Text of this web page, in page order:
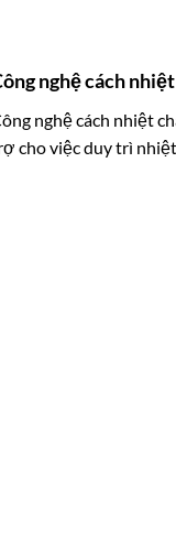
nghệ cách
nghệ cách nhiệt
cho việc duy trì